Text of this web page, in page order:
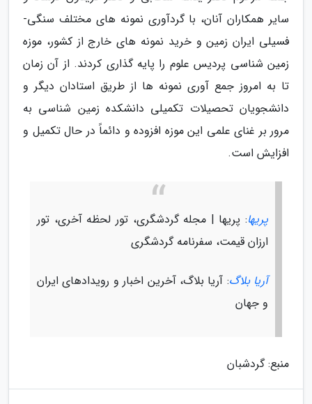
سایر همکاران آنان، با گردآوری نمونه های مختلف سنگی-
فسیلی ایران زمین و خرید نمونه های خارج از کشور، موزه
زمین شناسی پردیس علوم را پایه گذاری کردند. از آن زمان
تا به امروز جمع آوری نمونه ها از طریق استادان دیگر و
دانشجویان تحصیلات تکمیلی دانشکده زمین شناسی به
مرور بر غنای علمی این موزه افزوده و دائماً در حال تکمیل و
افزایش است.
پریها: پریها | مجله گردشگری، تور لحظه آخری، تور
ارزان قیمت، سفرنامه گردشگری
آریا بلاگ: آریا بلاگ، آخرین اخبار و رویدادهای ایران
و جهان
منبع: گردشبان